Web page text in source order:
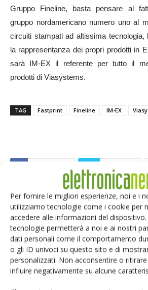
Per fornire le migliori esperienze, noi e i
utilizziamo tecnologie come i cookie per
accedere alle informazioni del
tecnologie permetterà a noi e ai nostri
dati personali come il comportamento
o gli ID univoci su questo sito e di
personalizzati. Non acconsentire o
influire negativamente su alcune
Gruppo Fineline, basta pensare al
gruppo nordamericano numero uno al
circuiti stampati ad altissima tecnologia,
la rappresentanza dei propri prodotti in
sarà IM-EX il referente per tutto il
prodotti di Viasystems.
TAG Fastprint Fineline IM-EX
Twitter
ARTICOLI CORRELATI ALTRO DALL'AUTORE
Protezioni